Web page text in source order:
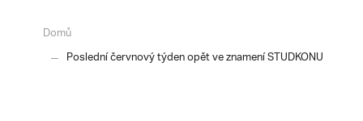
Domů
Poslední červnový týden opět ve znamení STUDKONU